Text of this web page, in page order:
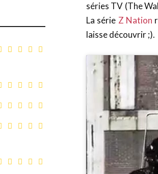
séries TV (The
La série Z Nation
laisse découvrir ;).